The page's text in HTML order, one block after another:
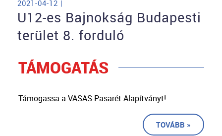
2021-04-12 |
U12-es Bajnokság Budapesti
terület 8. forduló
TÁMOGATÁS
Támogassa a VASAS-Pasarét Alapítványt!
TOVÁBB »